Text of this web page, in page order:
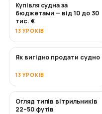
СКОРО
Купівля судна за
бюджетами — від 10 до 30
тис. €
13 УРОКІВ
НОВЕ
Як вигідно продати судно
13 УРОКІВ
СКОРО
Огляд типів вітрильників
22–50 футів